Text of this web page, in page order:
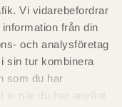
Vi vidarebefordrar
från din
och analysföretag
sin tur kombinera
som du har
in när du har använt
för att